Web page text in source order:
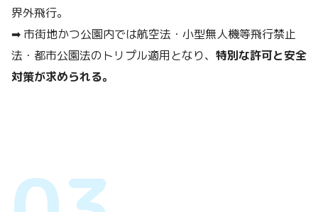
界外飛行。
➡ 市街地かつ公園内では航空法・小型無人機等飛行禁止
法・都市公園法のトリプル適用となり、 特別な許可と安全
対策が求められる。